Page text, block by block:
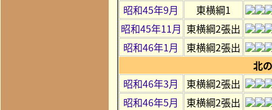
昭和45年9月
東横綱1
昭和45年11月 東横綱2張出
昭和46年1月
東横綱2張出
北
昭和46年3月
東横綱2張出
昭和46年5月
東横綱2張出